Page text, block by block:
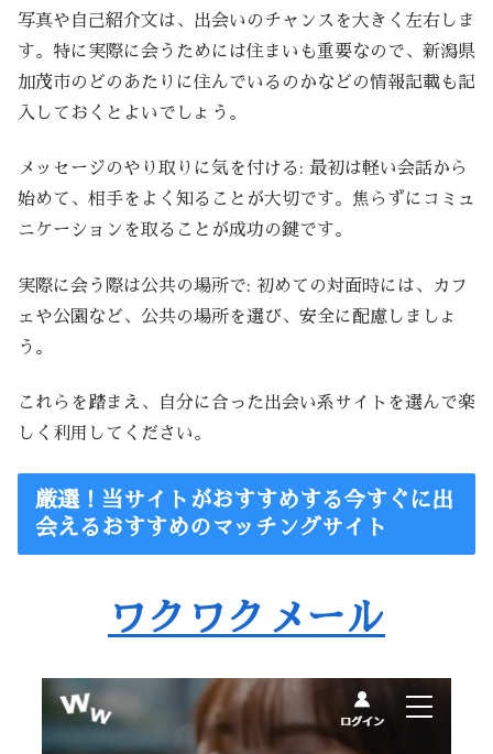
写真や自己紹介文は、出会いのチャンスを大きく左右しま
す。特に実際に会うためには住まいも重要なので、新潟県
加茂市のどのあたりに住んでいるのかなどの情報記載も記
入しておくとよいでしょう。
メッセージのやり取りに気を付ける: 最初は軽い会話から
始めて、相手をよく知ることが大切です。焦らずにコミュ
ニケーションを取ることが成功の鍵です。
実際に会う際は公共の場所で: 初めての対面時には、カフ
ェや公園など、公共の場所を選び、安全に配慮しましょ
う。
これらを踏まえ、自分に合った出会い系サイトを選んで楽
しく利用してください。
厳選！当サイトがおすすめする今すぐに出
会えるおすすめのマッチングサイト
ワクワクメール